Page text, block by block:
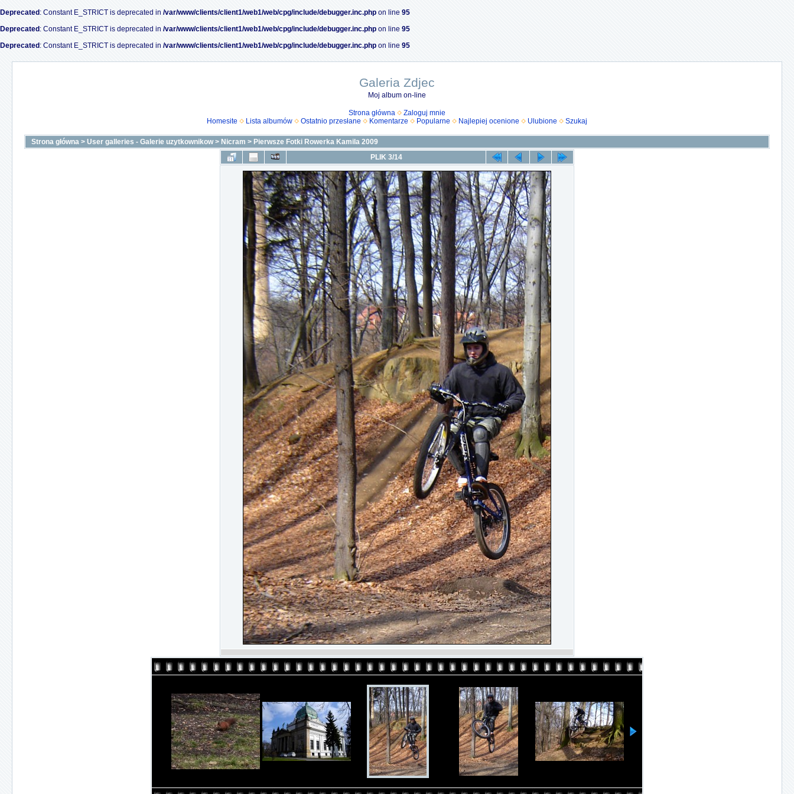
Deprecated : Constant E_STRICT is deprecated in /var/www/clients/client1/web1/web/cpg/include/debugger.inc.php on line 95
Deprecated : Constant E_STRICT is deprecated in /var/www/clients/client1/web1/web/cpg/include/debugger.inc.php on line 95
Deprecated : Constant E_STRICT is deprecated in /var/www/clients/client1/web1/web/cpg/include/debugger.inc.php on line 95
Galeria Zdjec
Moj album on-line
Strona główna
Zaloguj mnie
Homesite
Lista albumów Ostatnio przesłane Komentarze Popularne Najlepiej ocenione Ulubione Szukaj
Strona główna > User galleries - Galerie uzytkownikow> Nicram > Pierwsze Fotki Rowerka Kamila 2009
PLIK 3/14